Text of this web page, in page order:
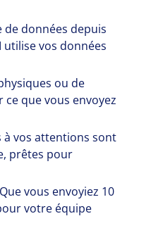
de données depuis
utilise vos données
ou de
que vous envoyez
à vos attentions sont
prêtes pour
Que vous envoyiez 10
votre équipe